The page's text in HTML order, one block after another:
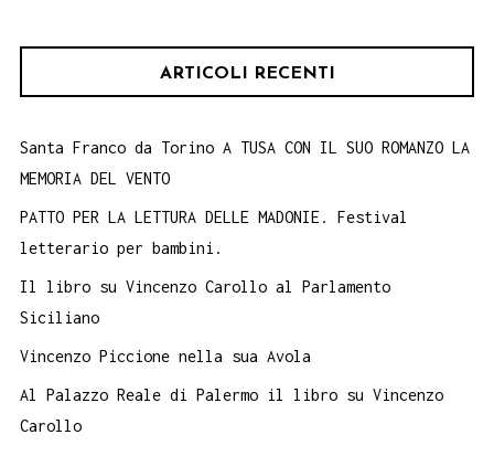
ARTICOLI RECENTI
Santa Franco da Torino A TUSA CON IL SUO ROMANZO LA
MEMORIA DEL VENTO
PATTO PER LA LETTURA DELLE MADONIE. Festival
letterario per bambini.
Il libro su Vincenzo Carollo al Parlamento
Siciliano
Vincenzo Piccione nella sua Avola
Al Palazzo Reale di Palermo il libro su Vincenzo
Carollo